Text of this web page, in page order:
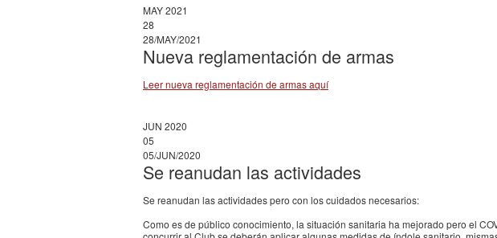
MAY 2021
28
28/MAY/2021
Nueva reglamentación de armas
Leer nueva reglamentación de armas aquí
JUN 2020
05
05/JUN/2020
Se reanudan las actividades
Se reanudan las actividades pero con los cuidados necesarios:
Como es de público conocimiento, la situación sanitaria ha mejorado pero el